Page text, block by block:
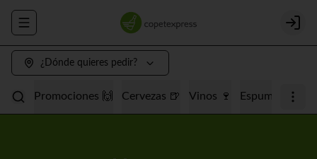
Abrir menu de navegación Login
¿Dónde quieres pedir?
Promociones 🙌 Cervezas 🍺 Vinos 🍷 Espumantes 🥂